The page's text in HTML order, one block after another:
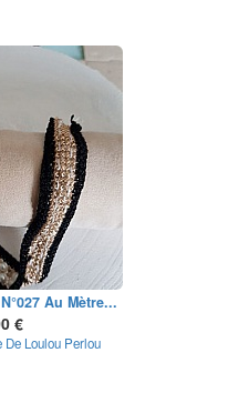
Au Mètre...
€
Loulou Perlou